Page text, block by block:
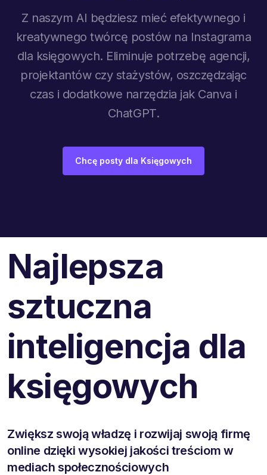
Z naszym AI będziesz mieć efektywnego i
kreatywnego twórcę postów na Instagrama
dla księgowych. Eliminuje potrzebę agencji,
projektantów czy stażystów, oszczędzając
czas i dodatkowe narzędzia jak Canva i
ChatGPT.
Chcę posty dla Księgowych
Najlepsza
sztuczna
inteligencja dla
księgowych
Zwiększ swoją władzę i rozwijaj swoją firmę
online dzięki wysokiej jakości treściom w
mediach społecznościowych